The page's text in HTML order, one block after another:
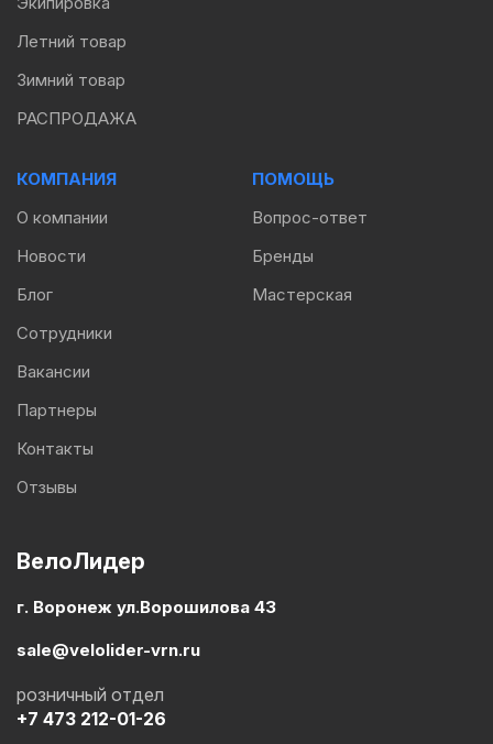
ВелоЛидер
г. Воронеж ул.Ворошилова 43
sale@velolider-vrn.ru
+7 473 212-01-26
розничный отдел
Летний товар
Зимний товар
РАСПРОДАЖА
КОМПАНИЯ
О компании
Новости
Блог
Сотрудники
Вакансии
Партнеры
Контакты
Отзывы
ПОМОЩЬ
Вопрос-ответ
Бренды
Мастерская